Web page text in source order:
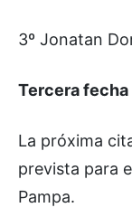
3º Jonatan
Tercera fecha
La próxima
prevista para
Pampa.